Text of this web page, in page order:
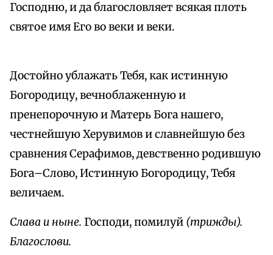
Господню, и да благословляет всякая плоть
святое имя Его во веки и веки.
Достойно ублажать Тебя, как истинную
Богородицу, вечноблаженную и
пренепорочную и Матерь Бога нашего,
честнейшую Херувимов и славнейшую без
сравнения Серафимов, девственно родившую
Бога–Слово, Истинную Богородицу, Тебя
величаем.
Слава и ныне. Господи, помилуй (трижды).
Благослови.